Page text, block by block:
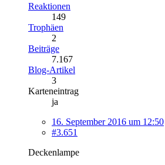
Reaktionen
149
Trophäen
2
Beiträge
7.167
Blog-Artikel
3
Karteneintrag
ja
16. September 2016 um 12:50
#3.651
Deckenlampe